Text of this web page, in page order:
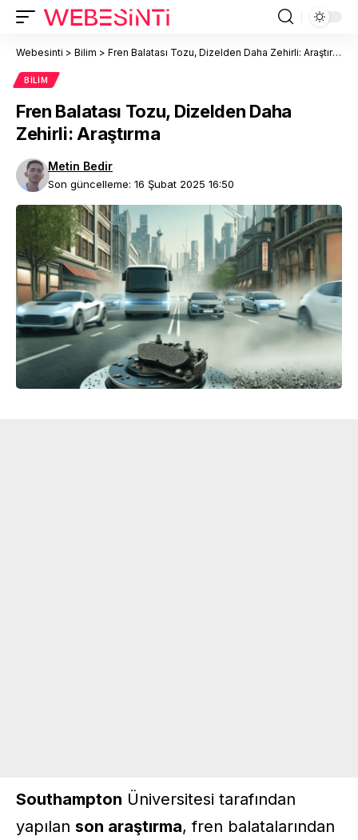
Webesinti > Bilim > Fren Balatası Tozu, Dizelden Daha Zehirli: Araştırma
BILIM
Fren Balatası Tozu, Dizelden Daha
Zehirli: Araştırma
Son güncelleme: 16 Şubat 2025 16:50
Metin Bedir
Southampton Üniversitesi tarafından
yapılan son araştırma, fren balatalarından